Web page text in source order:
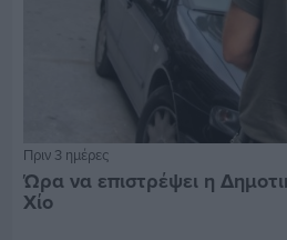
Πριν 3 ημέρες
Ώρα να επιστρέψει η
Χίο